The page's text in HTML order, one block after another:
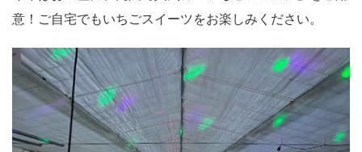
意！ご自宅でもいちごスイーツをお楽しみください。